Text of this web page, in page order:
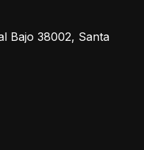
Bajo 38002, Santa